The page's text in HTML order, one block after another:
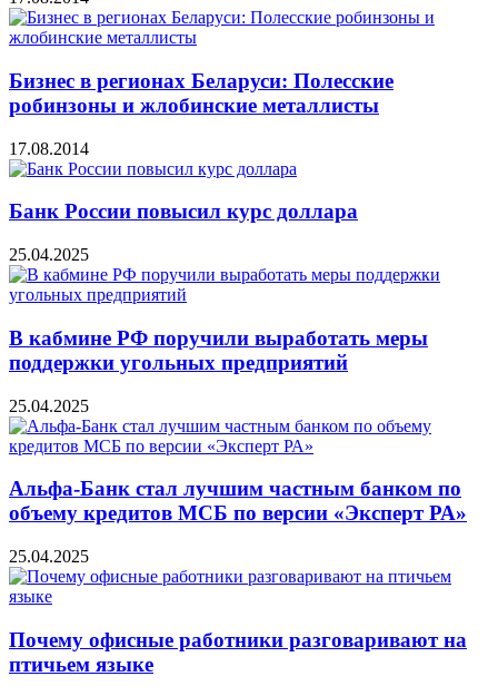
Бизнес в регионах Беларуси: Полесские
робинзоны и жлобинские металлисты
17.08.2014
Банк России повысил курс доллара
25.04.2025
В кабмине РФ поручили выработать меры
поддержки угольных предприятий
25.04.2025
Альфа-Банк стал лучшим частным банком по
объему кредитов МСБ по версии «Эксперт РА»
25.04.2025
Почему офисные работники разговаривают на
птичьем языке